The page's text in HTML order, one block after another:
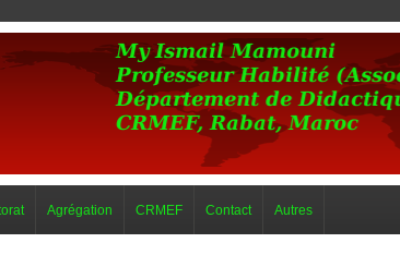
Agrégation CRMEF Contact Autres